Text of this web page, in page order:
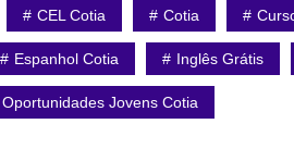
CEL Cotia Cotia
Espanhol Cotia Inglês Grátis
Oportunidades Jovens Cotia